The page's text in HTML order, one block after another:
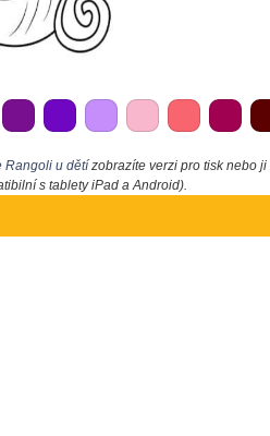
Rangoli u dětí zobrazíte verzi pro tisk nebo ji
s tablety iPad a Android).